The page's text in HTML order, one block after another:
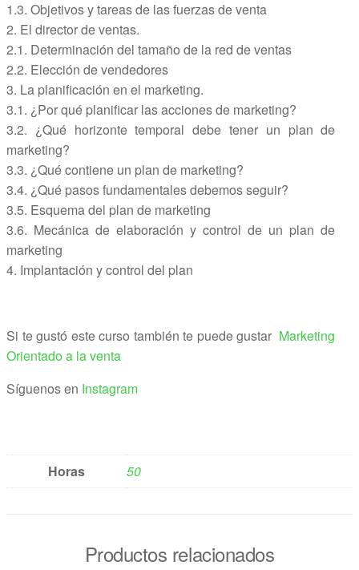
1.3. Objetivos y tareas de las fuerzas de venta
2. El director de ventas.
2.1. Determinación del tamaño de la red de ventas
2.2. Elección de vendedores
3. La planificación en el marketing.
3.1. ¿Por qué planificar las acciones de marketing?
3.2. ¿Qué horizonte temporal debe tener un plan de
marketing?
3.3. ¿Qué contiene un plan de marketing?
3.4. ¿Qué pasos fundamentales debemos seguir?
3.5. Esquema del plan de marketing
3.6. Mecánica de elaboración y control de un plan de
marketing
4. Implantación y control del plan
Si te gustó este curso también te puede gustar Marketing
Orientado a la venta
Síguenos en Instagram
Horas 50
Productos relacionados